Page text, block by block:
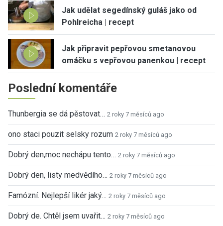
Jak udělat segedínský guláš jako od
Pohlreicha | recept
Jak připravit pepřovou smetanovou
omáčku s vepřovou panenkou | recept
Poslední komentáře
Thunbergia se dá pěstovat… 2 roky 7 měsíců ago
ono staci pouzit selsky rozum 2 roky 7 měsíců ago
Dobrý den,moc nechápu tento… 2 roky 7 měsíců ago
Dobrý den, listy medvědího… 2 roky 7 měsíců ago
Famózní. Nejlepší likér jaký… 2 roky 7 měsíců ago
Dobrý de. Chtěl jsem uvařit… 2 roky 7 měsíců ago